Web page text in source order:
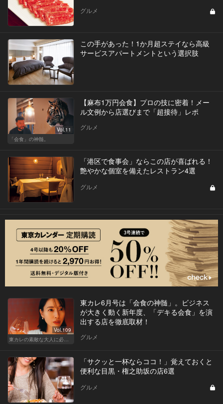
グルメ
この手があった！1か月超ステイなら高級
サービスアパートメントという選択肢
Vol.11
「会食」の神髄。
【麻布1万円会食】プロの技に密着！メー
ル文例から店選びまで「超接待」レポ
グルメ
「港区で食事会」ならこの店が喜ばれる！
艶やかな個室を備えたレストラン4選
グルメ
Vol.109
東カレの素敵な大人に必要なこと
東カレ6月号は「会食の神髄」。ビジネス
が大きく動く新年度、「デキる会食」を演
出する店を徹底取材！
グルメ
「サクッと一杯ならココ！」覚えておくと
便利な目黒・権之助坂の店6選
グルメ